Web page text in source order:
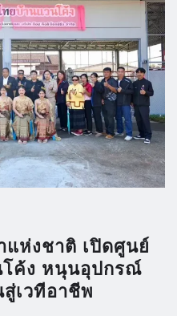
ห่งชาติ เปิดศูนย์
โค้ง หนุนอุปกรณ์
เวทีอาชีพ